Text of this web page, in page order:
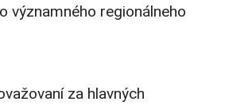
významného regionálneho
za hlavných